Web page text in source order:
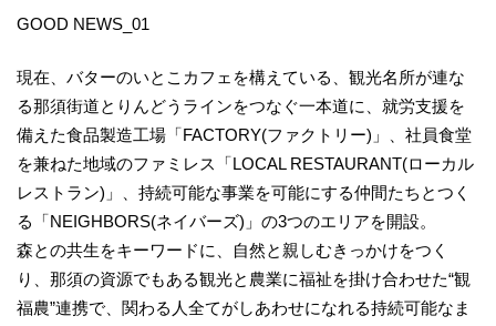
GOOD NEWS_01
現在、バターのいとこカフェを構えている、観光名所が連な
る那須街道とりんどうラインをつなぐ一本道に、就労支援を
備えた食品製造工場「FACTORY(ファクトリー)」、社員食堂
を兼ねた地域のファミレス「LOCAL RESTAURANT(ローカル
レストラン)」、持続可能な事業を可能にする仲間たちとつく
る「NEIGHBORS(ネイバーズ)」の3つのエリアを開設。
森との共生をキーワードに、自然と親しむきっかけをつく
り、那須の資源でもある観光と農業に福祉を掛け合わせた“観
福農”連携で、関わる人全てがしあわせになれる持続可能なま